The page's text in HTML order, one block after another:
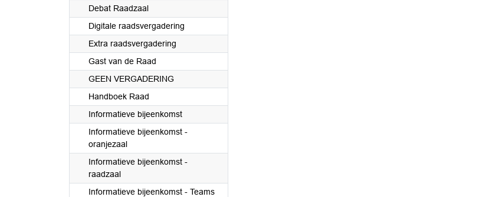
Debat Raadzaal
Digitale raadsvergadering
Extra raadsvergadering
Gast van de Raad
GEEN VERGADERING
Handboek Raad
Informatieve bijeenkomst
Informatieve bijeenkomst -
oranjezaal
Informatieve bijeenkomst -
raadzaal
Informatieve bijeenkomst - Teams